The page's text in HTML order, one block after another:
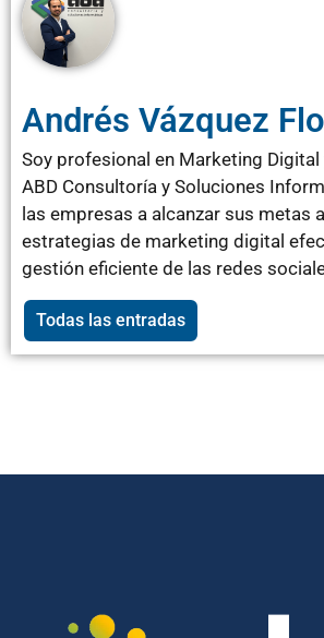
Andrés Vázquez
Soy profesional en Marketing Digital
ABD Consultoría y Soluciones
las empresas a alcanzar sus metas
estrategias de marketing digital
gestión eficiente de las redes
Todas las entradas